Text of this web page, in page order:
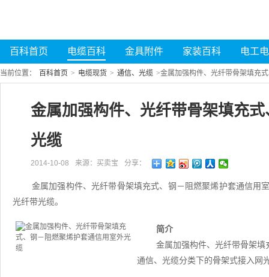
百科首页 电缆百科 金具附件 家装百科 电工
当前位置： 百科首页 > 电缆现货 > 通信、光缆 >金属加强构件、光纤带骨架填充
金属加强构件、光纤带骨架填充
光缆
2014-10-08 来源：买卖宝 分享：
金属加强构件、光纤带骨架填充式、钢－阻燃聚烯护套通信用
光纤带光缆。
简介
金属加强构件、光纤带骨架
通信、光缆分类下的骨架式接入网